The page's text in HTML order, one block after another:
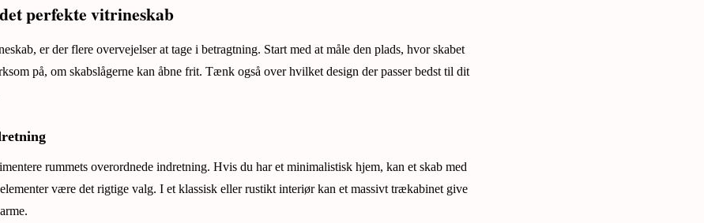
perfekte vitrineskab
er der flere overvejelser at tage i betragtning. Start med at måle den plads, hvor skabet
på, om skabslågerne kan åbne frit. Tænk også over hvilket design der passer bedst til dit
rummets overordnede indretning. Hvis du har et minimalistisk hjem, kan et skab med
være det rigtige valg. I et klassisk eller rustikt interiør kan et massivt trækabinet give